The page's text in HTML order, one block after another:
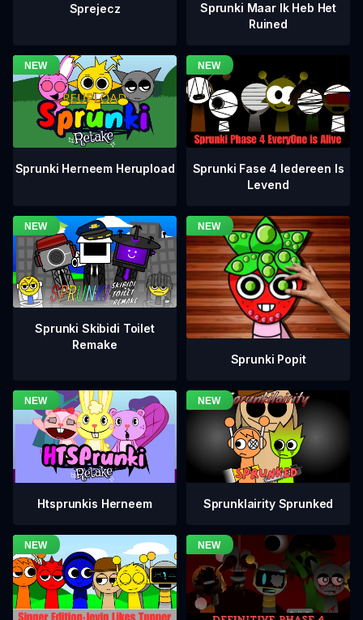
Sprejecz
Sprunki Maar Ik Heb Het
Ruined
Sprunki Herneem Herupload
Sprunki Fase 4 Iedereen Is
Levend
Sprunki Skibidi Toilet
Remake
Sprunki Popit
Htsprunkis Herneem Sprunklairity Sprunked